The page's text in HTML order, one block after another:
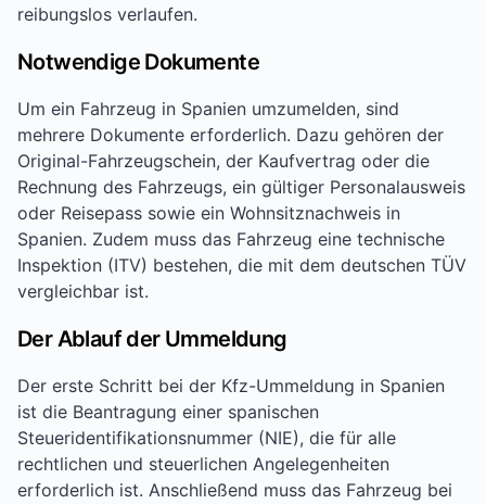
reibungslos verlaufen.
Notwendige Dokumente
Um ein Fahrzeug in Spanien umzumelden, sind
mehrere Dokumente erforderlich. Dazu gehören der
Original-Fahrzeugschein, der Kaufvertrag oder die
Rechnung des Fahrzeugs, ein gültiger Personalausweis
oder Reisepass sowie ein Wohnsitznachweis in
Spanien. Zudem muss das Fahrzeug eine technische
Inspektion (ITV) bestehen, die mit dem deutschen TÜV
vergleichbar ist.
Der Ablauf der Ummeldung
Der erste Schritt bei der Kfz-Ummeldung in Spanien
ist die Beantragung einer spanischen
Steueridentifikationsnummer (NIE), die für alle
rechtlichen und steuerlichen Angelegenheiten
erforderlich ist. Anschließend muss das Fahrzeug bei